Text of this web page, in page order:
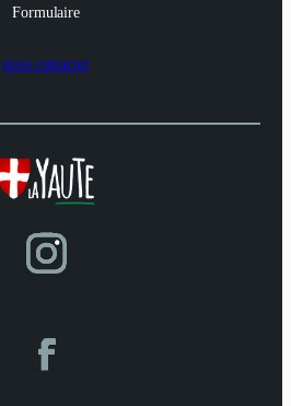
Formulaire
nous contacter